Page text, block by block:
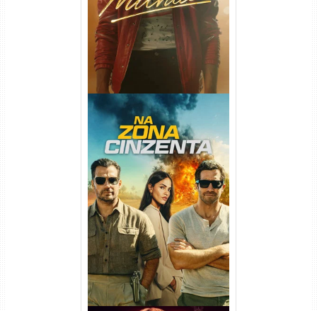
Na Zona Cinzenta Torrent
(2026) WEB-DL 1080p/4K
Dual Áudio